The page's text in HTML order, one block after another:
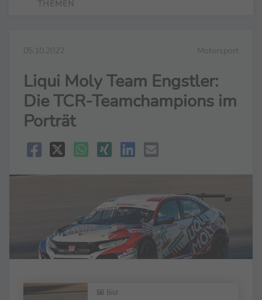
THEMEN
05.10.2022 Motorsport
Liqui Moly Team Engstler:
Die TCR-Teamchampions im
Porträt
Bild